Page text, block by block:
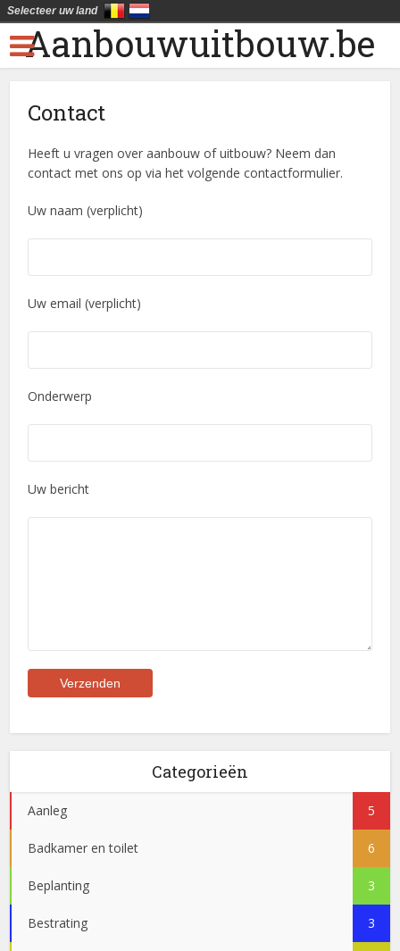
Aanbouwuitbouw.be
Contact
Heeft u vragen over aanbouw of uitbouw? Neem dan
contact met ons op via het volgende contactformulier.
Uw naam (verplicht)
Uw email (verplicht)
Onderwerp
Uw bericht
Categorieën
Aanleg 5
Badkamer en toilet 6
Beplanting 3
Bestrating 3
Selecteer uw land